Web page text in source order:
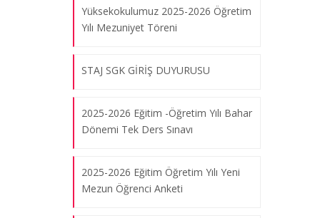
Yüksekokulumuz 2025-2026 Öğretim
Yılı Mezuniyet Töreni
STAJ SGK GİRİŞ DUYURUSU
2025-2026 Eğitim -Öğretim Yılı Bahar
Dönemi Tek Ders Sınavı
2025-2026 Eğitim Öğretim Yılı Yeni
Mezun Öğrenci Anketi